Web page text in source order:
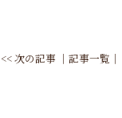
<< 次の記事│ 記事一覧 │